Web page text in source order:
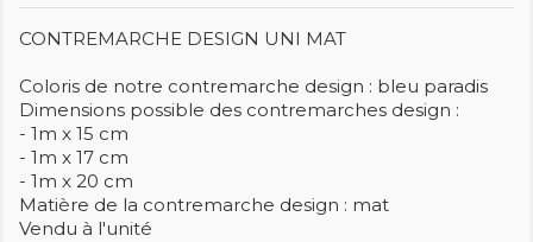
CONTREMARCHE DESIGN UNI MAT
Coloris de notre contremarche design : bleu paradis
Dimensions possible des contremarches design :
- 1m x 15 cm
- 1m x 17 cm
- 1m x 20 cm
Matière de la contremarche design : mat
Vendu à l'unité